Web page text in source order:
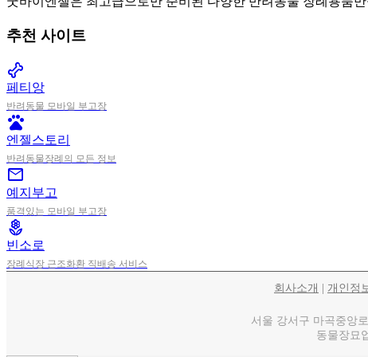
추천 사이트
pet_supplies
페티앙
반려동물 모바일 부고장
pets
엔젤스토리
반려동물장례의 모든 정보
mail
예지부고
품격있는 모바일 부고장
local_florist
빈소로
장례식장 근조화환 직배송 서비스
회사소개 개인정
서울 강서구 마곡중앙
동물장묘